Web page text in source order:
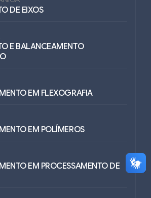
DE EIXOS
E BALANCEAMENTO
EM FLEXOGRAFIA
EM POLÍMEROS
EM PROCESSAMENTO DE